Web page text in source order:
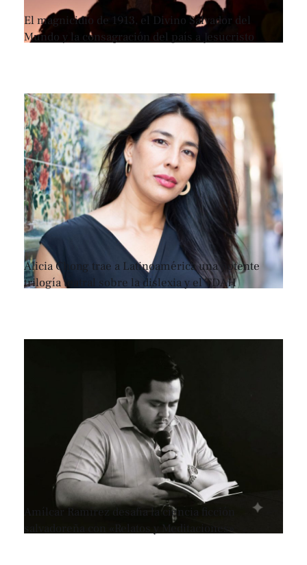
El magnicidio de 1913, el Divino Salvador del
Mundo y la consagración del país a Jesucristo
Alicia Chong trae a Latinoamérica una potente
trilogía teatral sobre la dislexia y el TDAH
Amílcar Ramírez desafía la ciencia ficción
salvadoreña con «Relatos y Meditaciones»